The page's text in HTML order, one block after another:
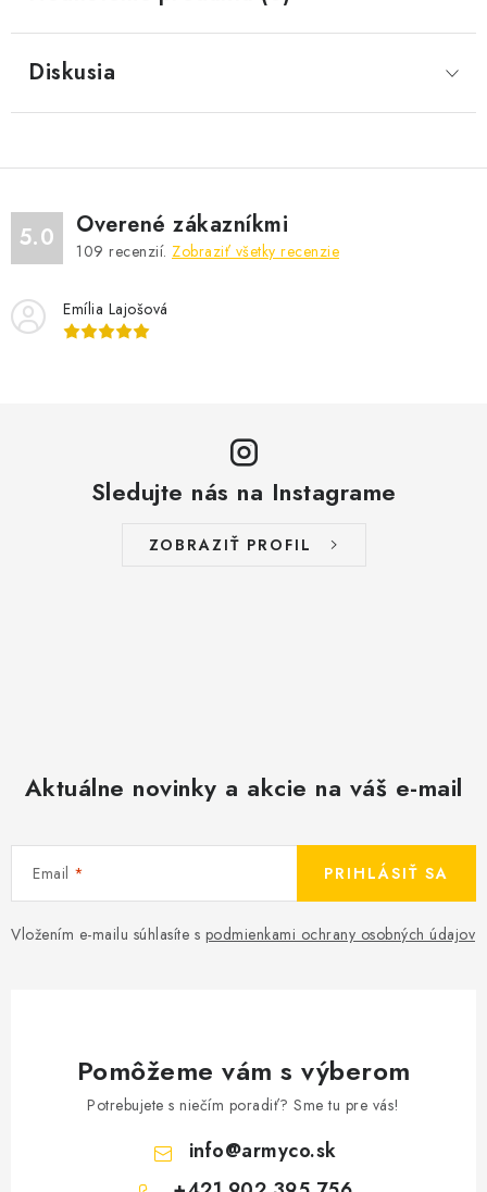
Diskusia
5.0 Overené zákazníkmi
109 recenzií. Zobraziť všetky recenzie
Emília Lajošová
Sledujte nás na Instagrame
ZOBRAZIŤ PROFIL
Aktuálne novinky a akcie na váš e-mail
Email
Vložením e-mailu súhlasíte s podmienkami ochrany osobných údajov
PRIHLÁSIŤ SA
Pomôžeme vám s výberom
Potrebujete s niečím poradiť? Sme tu pre vás!
info@armyco.sk